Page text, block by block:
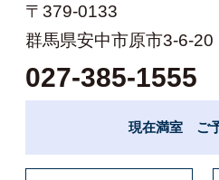
〒379-0133
群馬県安中市原市3-6-20
027-385-1555
現在満室 ご